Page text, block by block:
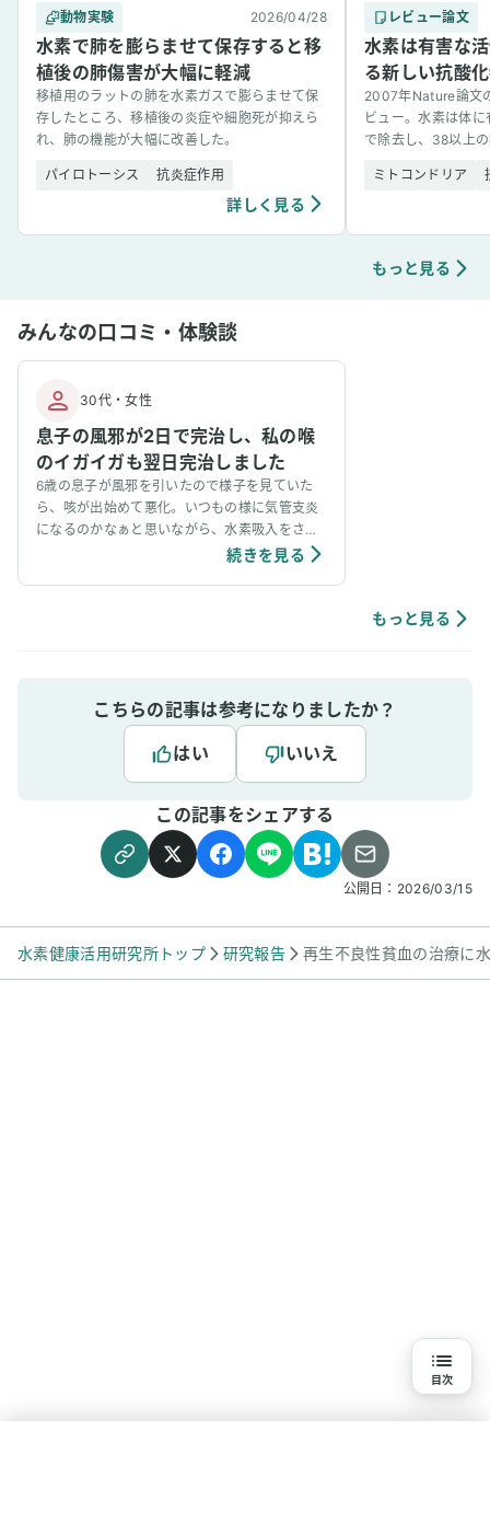
動物実験 2026/04/28
水素で肺を膨らませて保存すると移
植後の肺傷害が大幅に軽減
移植用のラットの肺を水素ガスで膨らませて保
存したところ、移植後の炎症や細胞死が抑えら
れ、肺の機能が大幅に改善した。
パイロトーシス 抗炎症作用
詳しく見る
レビュー論文
水素は有害な
る新しい抗酸
2007年Nature論文
ビュー。水素は体
で除去し、38以上
ミトコンドリア
もっと見る
みんなの口コミ・体験談
30代・女性
息子の風邪が2日で完治し、私の喉
のイガイガも翌日完治しました
6歳の息子が風邪を引いたので様子を見ていた
ら、咳が出始めて悪化。いつもの様に気管支炎
になるのかなぁと思いながら、水素吸入をさせ
てみたところ、2日間吸入で完治しちゃいまし
続きを見る
もっと見る
こちらの記事は参考になりましたか？
はい
いいえ
この記事をシェアする
公開日： 2026/03/15
水素健康活用研究所トップ 研究報告 再生不良性貧血の治療に
目次